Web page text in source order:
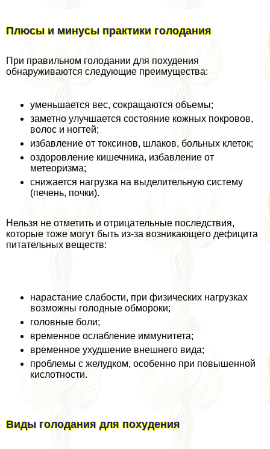
Плюсы и минусы пpaктики голодания
При правильном голодании для похудения
обнаруживаются следующие преимущества:
уменьшается вес, сокращаются объемы;
заметно улучшается состояние кожных покровов,
волос и ногтей;
избавление от токсинов, шлаков, больных клеток;
оздоровление кишечника, избавление от
метеоризма;
снижается нагрузка на выделительную систему
(печень, почки).
Нельзя не отметить и отрицательные последствия,
которые тоже могут быть из-за возникающего дефицита
питательных веществ:
нарастание слабости, при физических нагрузках
возможны голодные обмороки;
головные боли;
временное ослабление иммунитета;
временное ухудшение внешнего вида;
проблемы с желудком, особенно при повышенной
кислотности.
Виды голодания для похудения